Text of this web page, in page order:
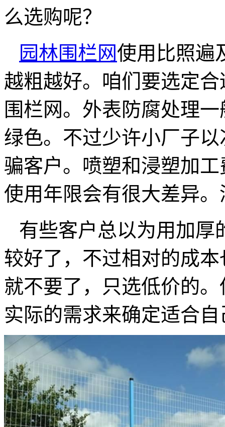
么选购呢？
园林围栏网使用比照遍
越粗越好。咱们要选定
围栏网。外表防腐处理
绿色。不过少许小厂子
骗客户。喷塑和浸塑加
使用年限会有很大差异
有些客户总以为用加厚
较好了，不过相对的成
就不要了，只选低价的
实际的需求来确定适合